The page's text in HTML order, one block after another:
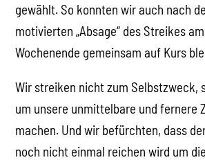
gewählt. So konnten wir auch nach
motivierten „Absage“ des Streikes
Wochenende gemeinsam auf Kurs
Wir streiken nicht zum Selbstzweck,
um unsere unmittelbare und fernere
machen. Und wir befürchten, dass
noch nicht einmal reichen wird um